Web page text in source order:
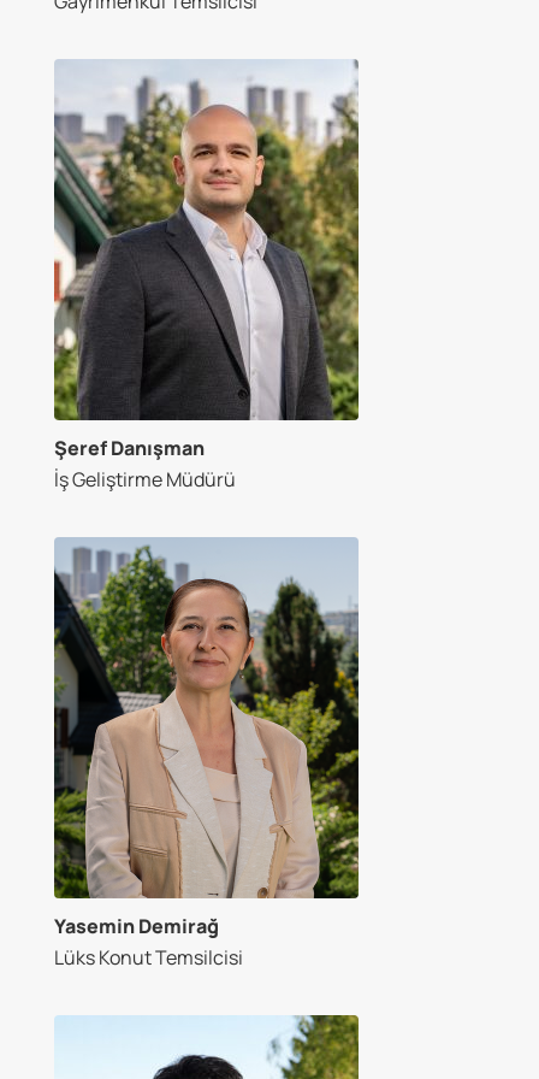
Şeref Danışman
İş Geliştirme Müdürü
Yasemin Demirağ
Lüks Konut Temsilcisi